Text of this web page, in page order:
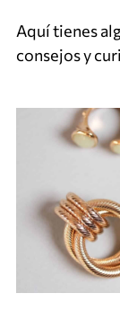
Aquí tienes
consejos y